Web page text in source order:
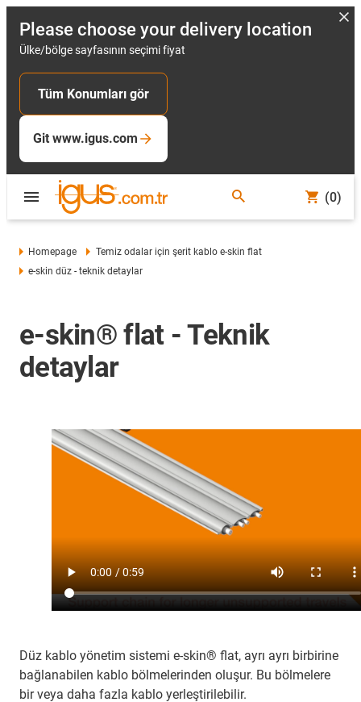
Please choose your delivery location
Ülke/bölge sayfasının seçimi fiyat
Tüm Konumları gör
Git www.igus.com
(0)
Homepage
Temiz odalar için şerit kablo e-skin flat
e-skin düz - teknik detaylar
e-skin® flat - Teknik
detaylar
Düz kablo yönetim sistemi e-skin® flat, ayrı ayrı birbirine
bağlanabilen kablo bölmelerinden oluşur. Bu bölmelere
bir veya daha fazla kablo yerleştirilebilir.